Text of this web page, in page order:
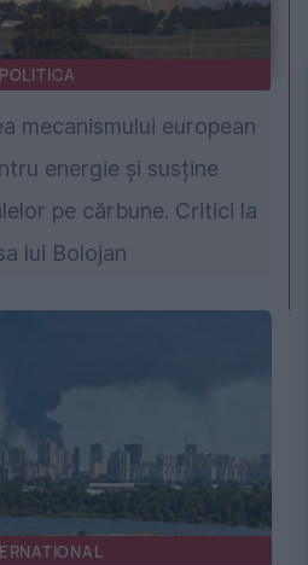
POLITICA
mecanismului european
energie și susține
pe cărbune. Critici la
lui Bolojan